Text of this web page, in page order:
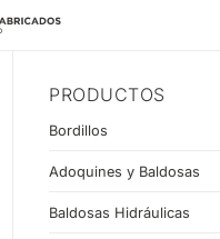
PRODUCTOS
Bordillos
Monocapa
Doblecapa
Adoquines y Baldosas
Adoquines
Baldosas Hidráulicas